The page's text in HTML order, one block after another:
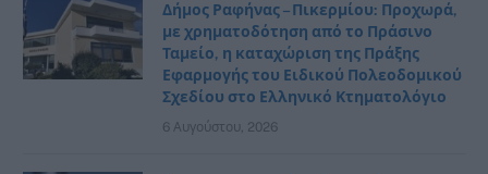
Δήμος Ραφήνας – Πικερμίου: Προχωρά,
με χρηματοδότηση από το Πράσινο
Ταμείο, η καταχώριση της Πράξης
Εφαρμογής του Ειδικού Πολεοδομικού
Σχεδίου στο Ελληνικό Κτηματολόγιο
6 Αυγούστου, 2026